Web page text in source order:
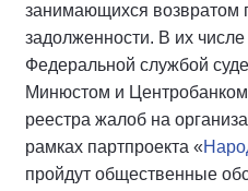
занимающихся возвратом
задолженности. В их
Федеральной службой
Минюстом и Центробанком
реестра жалоб на
рамках партпроекта «
пройдут общественные